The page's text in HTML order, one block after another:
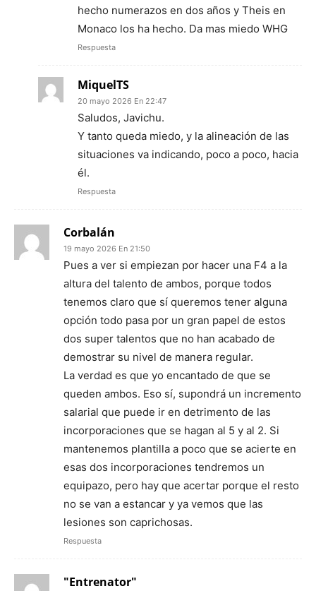
hecho numerazos en dos años y Theis en
Monaco los ha hecho. Da mas miedo WHG
Respuesta
MiquelTS
20 mayo 2026 En 22:47
Saludos, Javichu.
Y tanto queda miedo, y la alineación de las
situaciones va indicando, poco a poco, hacia
él.
Respuesta
Corbalán
19 mayo 2026 En 21:50
Pues a ver si empiezan por hacer una F4 a la
altura del talento de ambos, porque todos
tenemos claro que sí queremos tener alguna
opción todo pasa por un gran papel de estos
dos super talentos que no han acabado de
demostrar su nivel de manera regular.
La verdad es que yo encantado de que se
queden ambos. Eso sí, supondrá un incremento
salarial que puede ir en detrimento de las
incorporaciones que se hagan al 5 y al 2. Si
mantenemos plantilla a poco que se acierte en
esas dos incorporaciones tendremos un
equipazo, pero hay que acertar porque el resto
no se van a estancar y ya vemos que las
lesiones son caprichosas.
Respuesta
"Entrenator"